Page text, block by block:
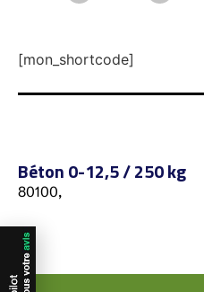
[mon_shortcode]
Béton 0-12,5 / 250 kg
80100,